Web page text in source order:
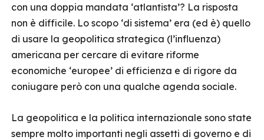
con una doppia mandata ‘atlantista’? La risposta
non è difficile. Lo scopo ‘di sistema’ era (ed è) quello
di usare la geopolitica strategica (l’influenza)
americana per cercare di evitare riforme
economiche ‘europee’ di efficienza e di rigore da
coniugare però con una qualche agenda sociale.
La geopolitica e la politica internazionale sono state
sempre molto importanti negli assetti di governo e di